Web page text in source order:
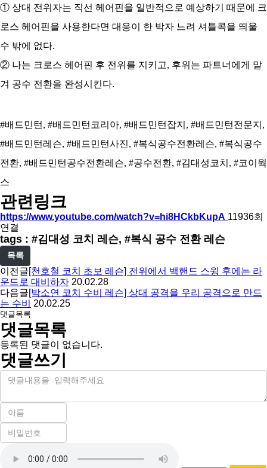
① 상대 전위자는 직선 헤어핀을 일반적으로 예상하기 때문에 크
로스 헤어핀을 사용한다면 대응이 한 박자 느려 셔틀콕을 띄울
수 밖에 없다.
② 나는 크로스 헤어핀 후 전위를 지키고, 후위는 파트너에게 맡
겨 공수 전환을 완성시킨다.
#배드민턴, #배드민턴코리아, #배드민턴잡지, #배드민턴전문지,
#배드민턴레슨, #배드민턴사진, #복식공수전환레슨, #복식공수
전환, #배드민턴공수전환레슨, #공수전환, #김대성코치, #코이웍
스
관련링크
https://www.youtube.com/watch?v=hi8HCkbKupA 11936회
연결
tags : #김대성 코치 레슨, #복식 공수 전환 레슨
목록
이전글[천호철 코치 초보 레슨] 전위에서 백핸드 스윙 후에는 라
운드로 대비하자 20.02.28
다음글[박소연 코치 수비 레슨] 상대 공격을 우리 공격으로 만드
는 수비
20.02.25
댓글목록
댓글목록
등록된 댓글이 없습니다.
댓글쓰기
내
이
필
수
비
밀